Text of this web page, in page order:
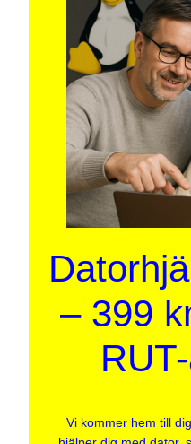
– 399
Vi kommer hem till